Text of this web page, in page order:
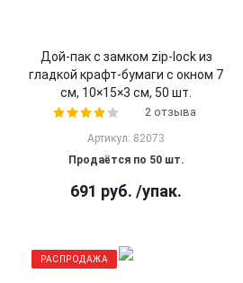
Дой-пак с замком zip-lock из
гладкой крафт-бумаги с окном 7
см, 10×15×3 cм, 50 шт.
2 отзыва
Артикул: 82073
Продаётся по 50 шт.
691 руб. /упак.
РАСПРОДАЖА